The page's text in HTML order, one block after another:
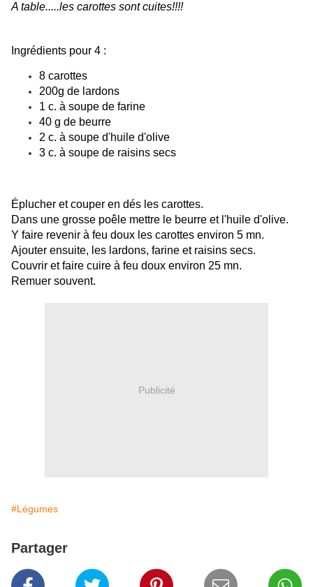
A table.....les carottes sont cuites!!!!
Ingrédients pour 4 :
8 carottes
200g de lardons
1 c. à soupe de farine
40 g de beurre
2 c. à soupe d'huile d'olive
3 c. à soupe de raisins secs
Éplucher et couper en dés les carottes.
Dans une grosse poêle mettre le beurre et l'huile d'olive.
Y faire revenir à feu doux les carottes environ 5 mn.
Ajouter ensuite, les lardons, farine et raisins secs.
Couvrir et faire cuire à feu doux environ 25 mn.
Remuer souvent.
Publicité
#Légumes
Partager